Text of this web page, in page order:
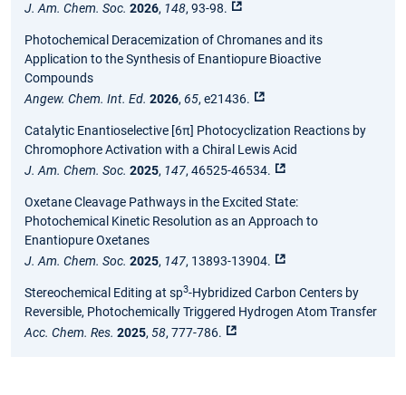
J. Am. Chem. Soc. 2026, 148, 93-98.
Photochemical Deracemization of Chromanes and its
Application to the Synthesis of Enantiopure Bioactive
Compounds
Angew. Chem. Int. Ed. 2026, 65, e21436.
Catalytic Enantioselective [6π] Photocyclization Reactions by
Chromophore Activation with a Chiral Lewis Acid
J. Am. Chem. Soc. 2025, 147, 46525-46534.
Oxetane Cleavage Pathways in the Excited State:
Photochemical Kinetic Resolution as an Approach to
Enantiopure Oxetanes
J. Am. Chem. Soc. 2025, 147, 13893-13904.
Stereochemical Editing at sp3-Hybridized Carbon Centers by
Reversible, Photochemically Triggered Hydrogen Atom Transfer
Acc. Chem. Res. 2025, 58, 777-786.